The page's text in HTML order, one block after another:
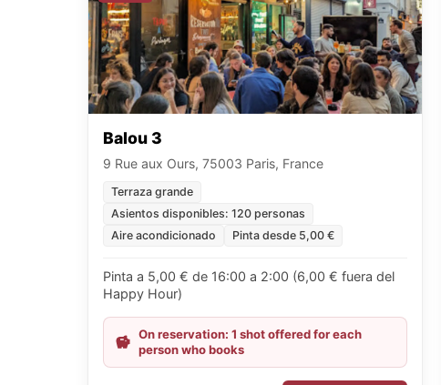
Balou 3
9 Rue aux Ours, 75003 Paris, France
Terraza grande
Asientos disponibles: 120 personas
Aire acondicionado
Pinta desde 5,00 €
Pinta a 5,00 € de 16:00 a 2:00 (6,00 € fuera del
Happy Hour)
On reservation: 1 shot offered for each
person who books